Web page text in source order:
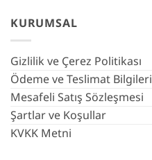
KURUMSAL
Gizlilik ve Çerez Politikası
Ödeme ve Teslimat Bilgileri
Mesafeli Satış Sözleşmesi
Şartlar ve Koşullar
KVKK Metni